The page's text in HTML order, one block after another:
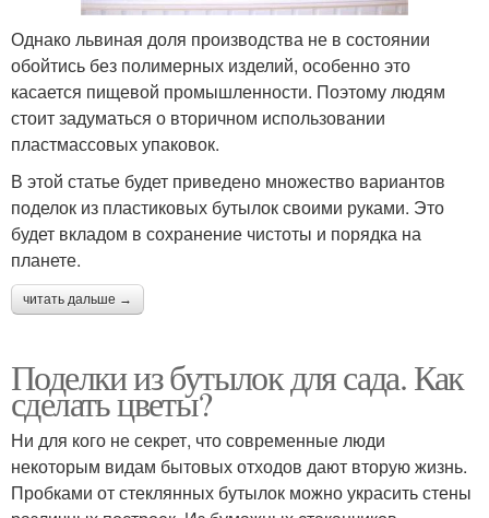
Однако львиная доля производства не в состоянии
обойтись без полимерных изделий, особенно это
касается пищевой промышленности. Поэтому людям
стоит задуматься о вторичном использовании
пластмассовых упаковок.
В этой статье будет приведено множество вариантов
поделок из пластиковых бутылок своими руками. Это
будет вкладом в сохранение чистоты и порядка на
планете.
читать дальше →
Поделки из бутылок для сада. Как
сделать цветы?
Ни для кого не секрет, что современные люди
некоторым видам бытовых отходов дают вторую жизнь.
Пробками от стеклянных бутылок можно украсить стены